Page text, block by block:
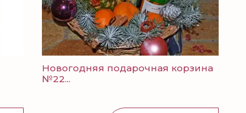
Новогодняя подарочная корзина
№22...